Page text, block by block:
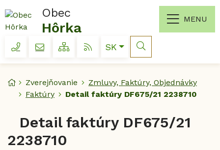
Obec
Hôrka
+421 527 793 461
obechorka@obechorka.sk
Mapa webu
RSS SKSlovensky
Hľadať
MENU
Úvodná stránka
Zverejňovanie
Zmluvy, Faktúry, Objednávky
Faktúry
Detail faktúry DF675/21 2238710
Detail faktúry DF675/21
2238710